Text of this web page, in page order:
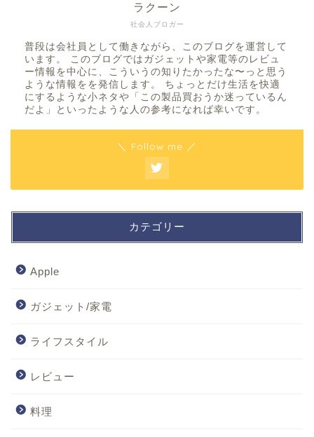
社会人ブロガー
ラクーン
普段は会社員として働きながら、このブログを運営して
います。 このブログではガジェットや家電等のレビュ
ー情報を中心に、こういうの知りたかったな〜っと思う
ような情報をを発信します。 ちょっとだけ生活を快適
にするような小ネタや「この製品買おうか迷っているん
だよ」といったような人の参考になれば幸いです。
＼ Follow me ／
カテゴリー
Apple
ガジェット/家電
ライフスタイル
レビュー
料理